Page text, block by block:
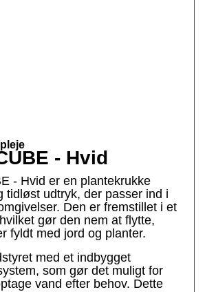
- Hvid
- Hvid er en plantekrukke
tidløst udtryk, der passer ind i
Den er fremstillet i et
gør den nem at flytte,
fyldt med jord og planter.
med et indbygget
som gør det muligt for
vand efter behov. Dette